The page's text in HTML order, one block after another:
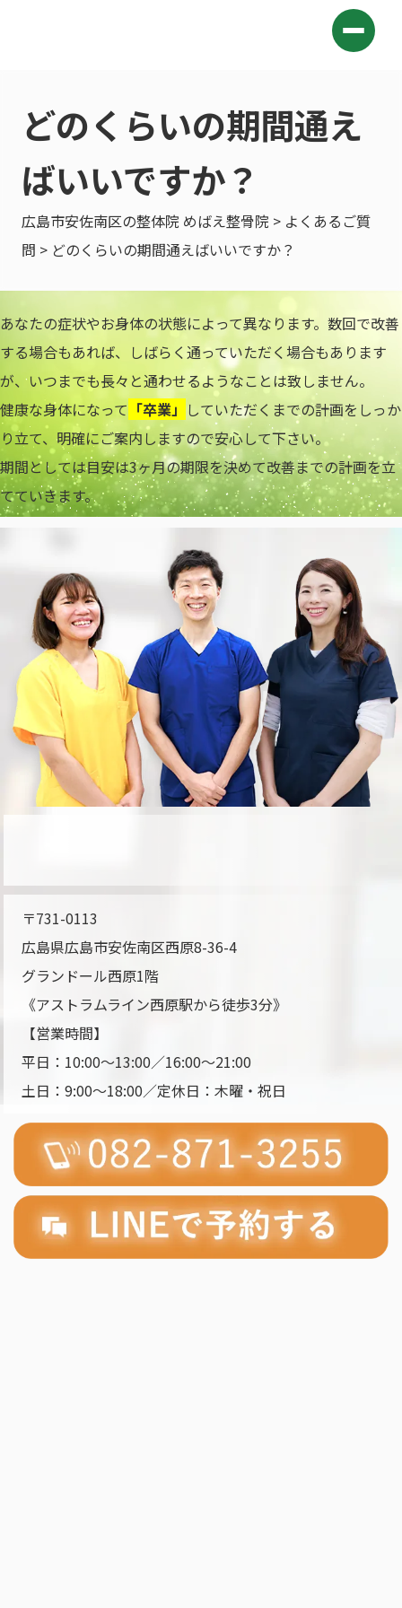
どのくらいの期間通え
ばいいですか？
広島市安佐南区の整体院 めばえ整骨院 > よくあるご質
問 > どのくらいの期間通えばいいですか？
あなたの症状やお身体の状態によって異なります。数回で改善
する場合もあれば、しばらく通っていただく場合もあります
が、いつまでも長々と通わせるようなことは致しません。
健康な身体になって 「卒業」 していただくまでの計画をしっか
り立て、明確にご案内しますので安心して下さい。
期間としては目安は3ヶ月の期限を決めて改善までの計画を立
てていきます。
〒731-0113
広島県広島市安佐南区西原8-36-4
グランドール西原1階
《アストラムライン西原駅から徒歩3分》
【営業時間】
平日：10:00～13:00／16:00～21:00
土日：9:00～18:00／定休日：木曜・祝日